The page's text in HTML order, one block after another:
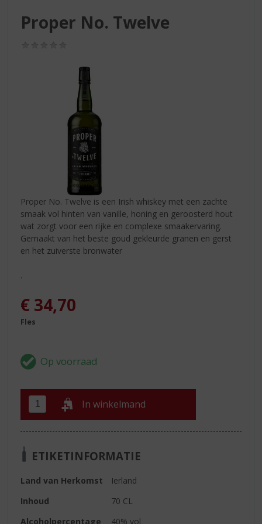
Proper No. Twelve
Proper No. Twelve is een Irish whiskey met een zachte
smaak vol hinten van vanille, honing en geroosterd hout
wat zorgt voor een rijke en complexe smaakervaring.
Gemaakt van het beste goud gekleurde granen en gerst
en het zuiverste bronwater
.
€ 34,70
Fles
In winkelmand
ETIKETINFORMATIE
Land van Herkomst
Ierland
Inhoud
70 CL
Alcoholpercentage
40% vol